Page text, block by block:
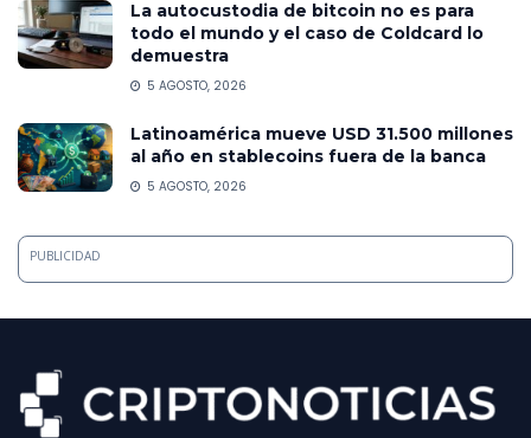
La autocustodia de bitcoin no es para
todo el mundo y el caso de Coldcard lo
demuestra
5 AGOSTO, 2026
Latinoamérica mueve USD 31.500 millones
al año en stablecoins fuera de la banca
5 AGOSTO, 2026
PUBLICIDAD